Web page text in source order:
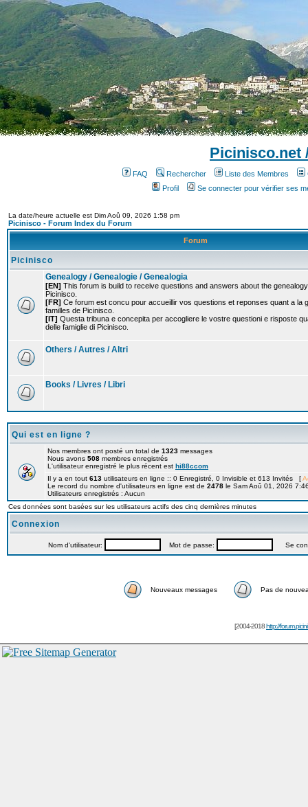
Picinisco.net
FAQ Rechercher Liste des Membres
Profil
Se connecter pour vérifier ses
La date/heure actuelle est Dim Aoû 09, 2026 1:58 pm
Picinisco - Forum Index du Forum
Forum
Picinisco
Genealogy / Genealogie / Genealogia
[EN] This forum is build to receive questions and answers about the
Picinisco.
[FR] Ce forum est concu pour accueillir vos questions et reponses quant a la
familles de Picinisco.
[IT] Questa tribuna e concepita per accogliere le vostre questioni e risposte
delle famiglie di Picinisco.
Others / Autres / Altri
Books / Livres / Libri
Qui est en ligne ?
Nos membres ont posté un total de 1323 messages
Nous avons 508 membres enregistrés
L'utilisateur enregistré le plus récent est hi88ccom
Il y a en tout 613 utilisateurs en ligne :: 0 Enregistré, 0 Invisible et 613 Invités [
Le record du nombre d'utilisateurs en ligne est de 2478 le Sam Aoû 01, 2026
Utilisateurs enregistrés : Aucun
Ces données sont basées sur les utilisateurs actifs des cinq dernières minutes
Connexion
Nom d'utilisateur: Mot de passe: Se
Nouveaux messages Pas de
[2004-2018http://